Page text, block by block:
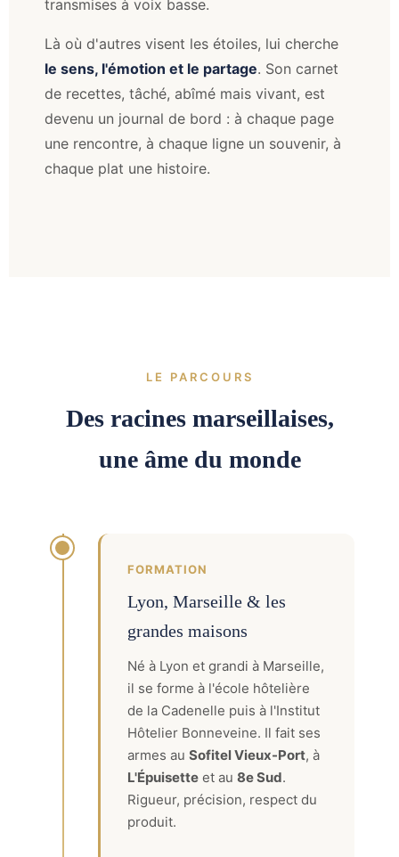
transmises à voix basse.
Là où d'autres visent les étoiles, lui cherche
le sens, l'émotion et le partage. Son carnet
de recettes, tâché, abîmé mais vivant, est
devenu un journal de bord : à chaque page
une rencontre, à chaque ligne un souvenir, à
chaque plat une histoire.
LE PARCOURS
Des racines marseillaises,
une âme du monde
FORMATION
Lyon, Marseille & les
grandes maisons
Né à Lyon et grandi à Marseille,
il se forme à l'école hôtelière
de la Cadenelle puis à l'Institut
Hôtelier Bonneveine. Il fait ses
armes au Sofitel Vieux-Port, à
L'Épuisette et au 8e Sud.
Rigueur, précision, respect du
produit.